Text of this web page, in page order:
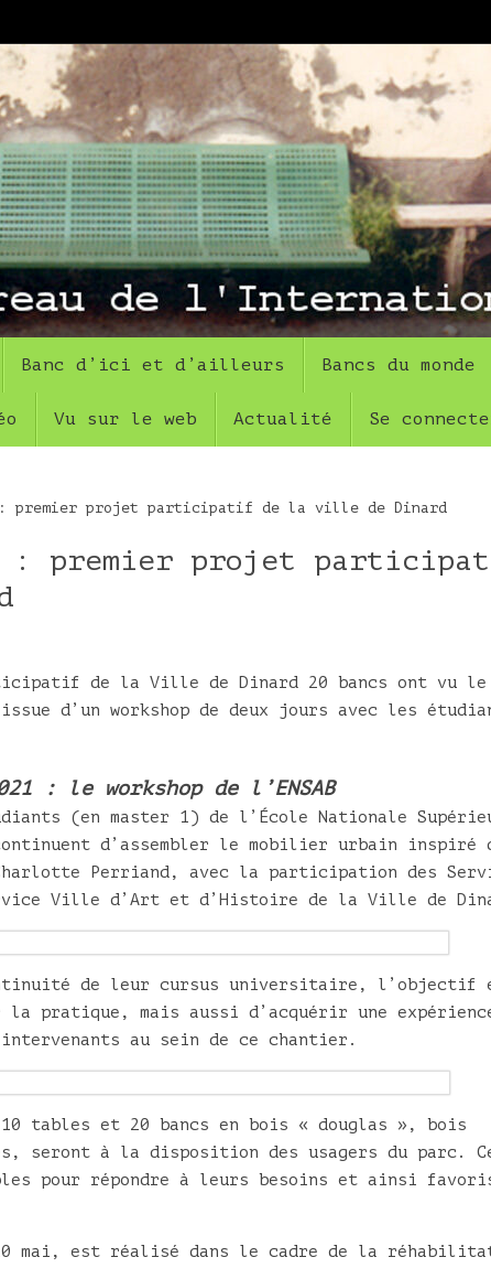
Banc d’ici et d’ailleurs Bancs du monde
Vu sur le web Actualité Se
: premier projet participatif de la ville de Dinard
: premier projet
de la Ville de Dinard 20 bancs ont vu
d’un workshop de deux jours avec les
: le workshop de l’ENSAB
(en master 1) de l’École Nationale
d’assembler le mobilier urbain inspiré
Perriand, avec la participation des
Ville d’Art et d’Histoire de la Ville de
de leur cursus universitaire, l’objectif
pratique, mais aussi d’acquérir une
au sein de ce chantier.
tables et 20 bancs en bois « douglas », bois
seront à la disposition des usagers du parc.
pour répondre à leurs besoins et ainsi
mai, est réalisé dans le cadre de la